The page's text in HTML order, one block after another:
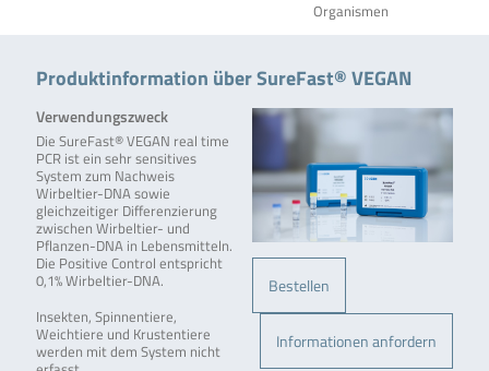
Organismen
Produktinformation über SureFast® VEGAN
Bestellen
Informationen anfordern
Verwendungszweck
Die SureFast® VEGAN real time
PCR ist ein sehr sensitives
System zum Nachweis
Wirbeltier-DNA sowie
gleichzeitiger Differenzierung
zwischen Wirbeltier- und
Pflanzen-DNA in Lebensmitteln.
Die Positive Control entspricht
0,1% Wirbeltier-DNA.
Insekten, Spinnentiere,
Weichtiere und Krustentiere
werden mit dem System nicht